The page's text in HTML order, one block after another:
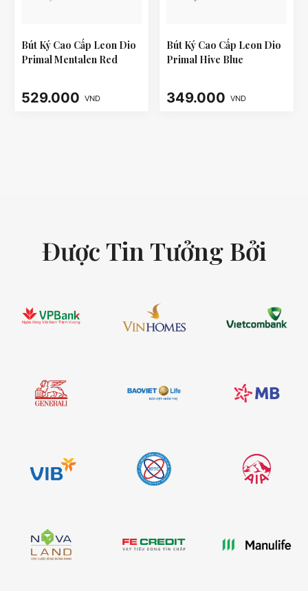
Bút Ký Cao Cấp Leon Dio
Primal Mentalen Red
529.000 VND
Bút Ký Cao Cấp Leon Dio
Primal Hive Blue
349.000 VND
Được Tin Tưởng Bởi